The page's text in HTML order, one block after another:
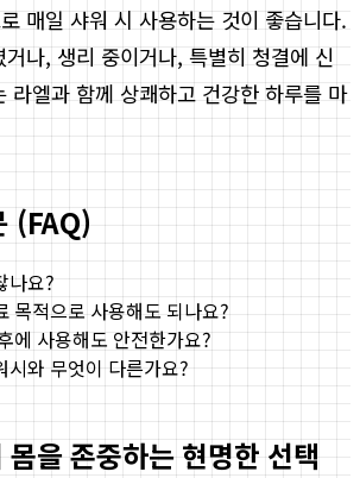
매일 샤워 시 사용하는 것이 좋습니다.
나, 생리 중이거나, 특별히 청결에 신
라엘과 함께 상쾌하고 건강한 하루를 마
(FAQ)
나요?
목적으로 사용해도 되나요?
에 사용해도 안전한가요?
시와 무엇이 다른가요?
을 존중하는 현명한 선택